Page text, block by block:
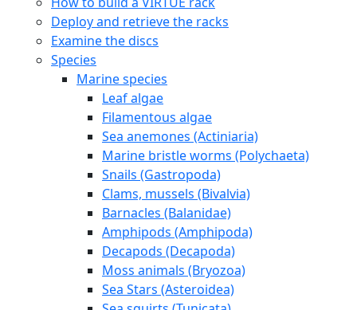
Deploy and retrieve the racks
Examine the discs
Species
Marine species
Leaf algae
Filamentous algae
Sea anemones (Actiniaria)
Marine bristle worms (Polychaeta)
Snails (Gastropoda)
Clams, mussels (Bivalvia)
Barnacles (Balanidae)
Amphipods (Amphipoda)
Decapods (Decapoda)
Moss animals (Bryozoa)
Sea Stars (Asteroidea)